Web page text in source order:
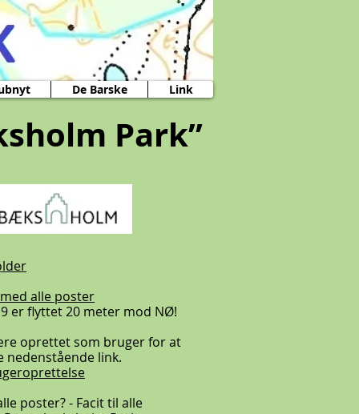
De Barske Link
Park”
alle poster
er flyttet 20 meter mod NØ!
oprettet som bruger for at
nedenstående link.
poster? - Facit til alle